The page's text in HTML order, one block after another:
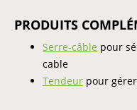
PRODUITS
Serre-câble pour
cable
Tendeur pour